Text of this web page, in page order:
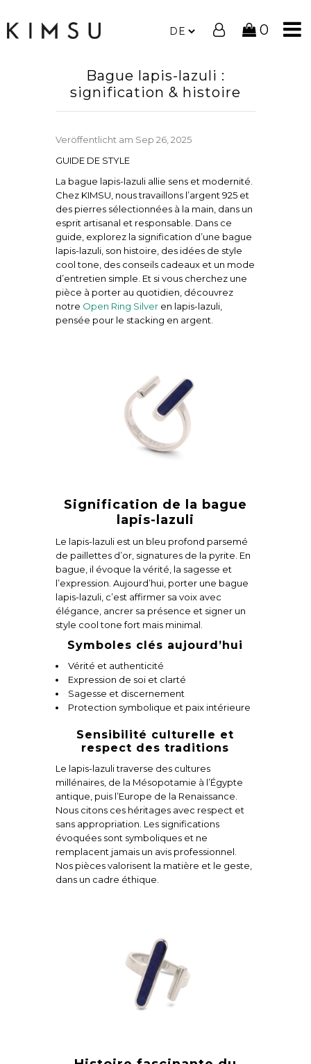
0
Bague lapis-lazuli :
signification & histoire
Veröffentlicht am Sep 26, 2025
GUIDE DE STYLE
La bague lapis-lazuli allie sens et modernité.
Chez KIMSU, nous travaillons l’argent 925 et
des pierres sélectionnées à la main, dans un
esprit artisanal et responsable. Dans ce
guide, explorez la signification d’une bague
lapis-lazuli, son histoire, des idées de style
cool tone, des conseils cadeaux et un mode
d’entretien simple. Et si vous cherchez une
pièce à porter au quotidien, découvrez
notre Open Ring Silver en lapis-lazuli,
pensée pour le stacking en argent.
Signification de la bague
lapis-lazuli
Le lapis-lazuli est un bleu profond parsemé
de paillettes d’or, signatures de la pyrite. En
bague, il évoque la vérité, la sagesse et
l’expression. Aujourd’hui, porter une bague
lapis-lazuli, c’est affirmer sa voix avec
élégance, ancrer sa présence et signer un
style cool tone fort mais minimal.
Symboles clés aujourd’hui
Vérité et authenticité
Expression de soi et clarté
Sagesse et discernement
Protection symbolique et paix intérieure
Sensibilité culturelle et
respect des traditions
Le lapis-lazuli traverse des cultures
millénaires, de la Mésopotamie à l’Égypte
antique, puis l’Europe de la Renaissance.
Nous citons ces héritages avec respect et
sans appropriation. Les significations
évoquées sont symboliques et ne
remplacent jamais un avis professionnel.
Nos pièces valorisent la matière et le geste,
dans un cadre éthique.